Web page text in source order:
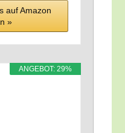
auf Ama­zon
»
ANGE­BOT: 29%